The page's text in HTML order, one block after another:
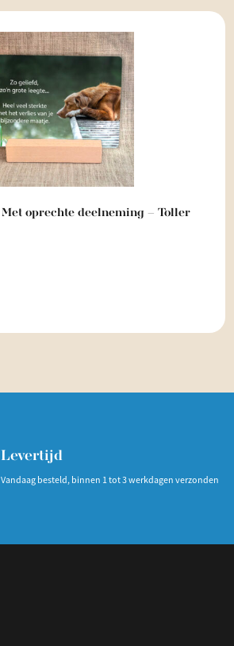
oprechte deelneming – Toller
Levertijd
Vandaag besteld, binnen 1 tot 3 werkdagen verzonden